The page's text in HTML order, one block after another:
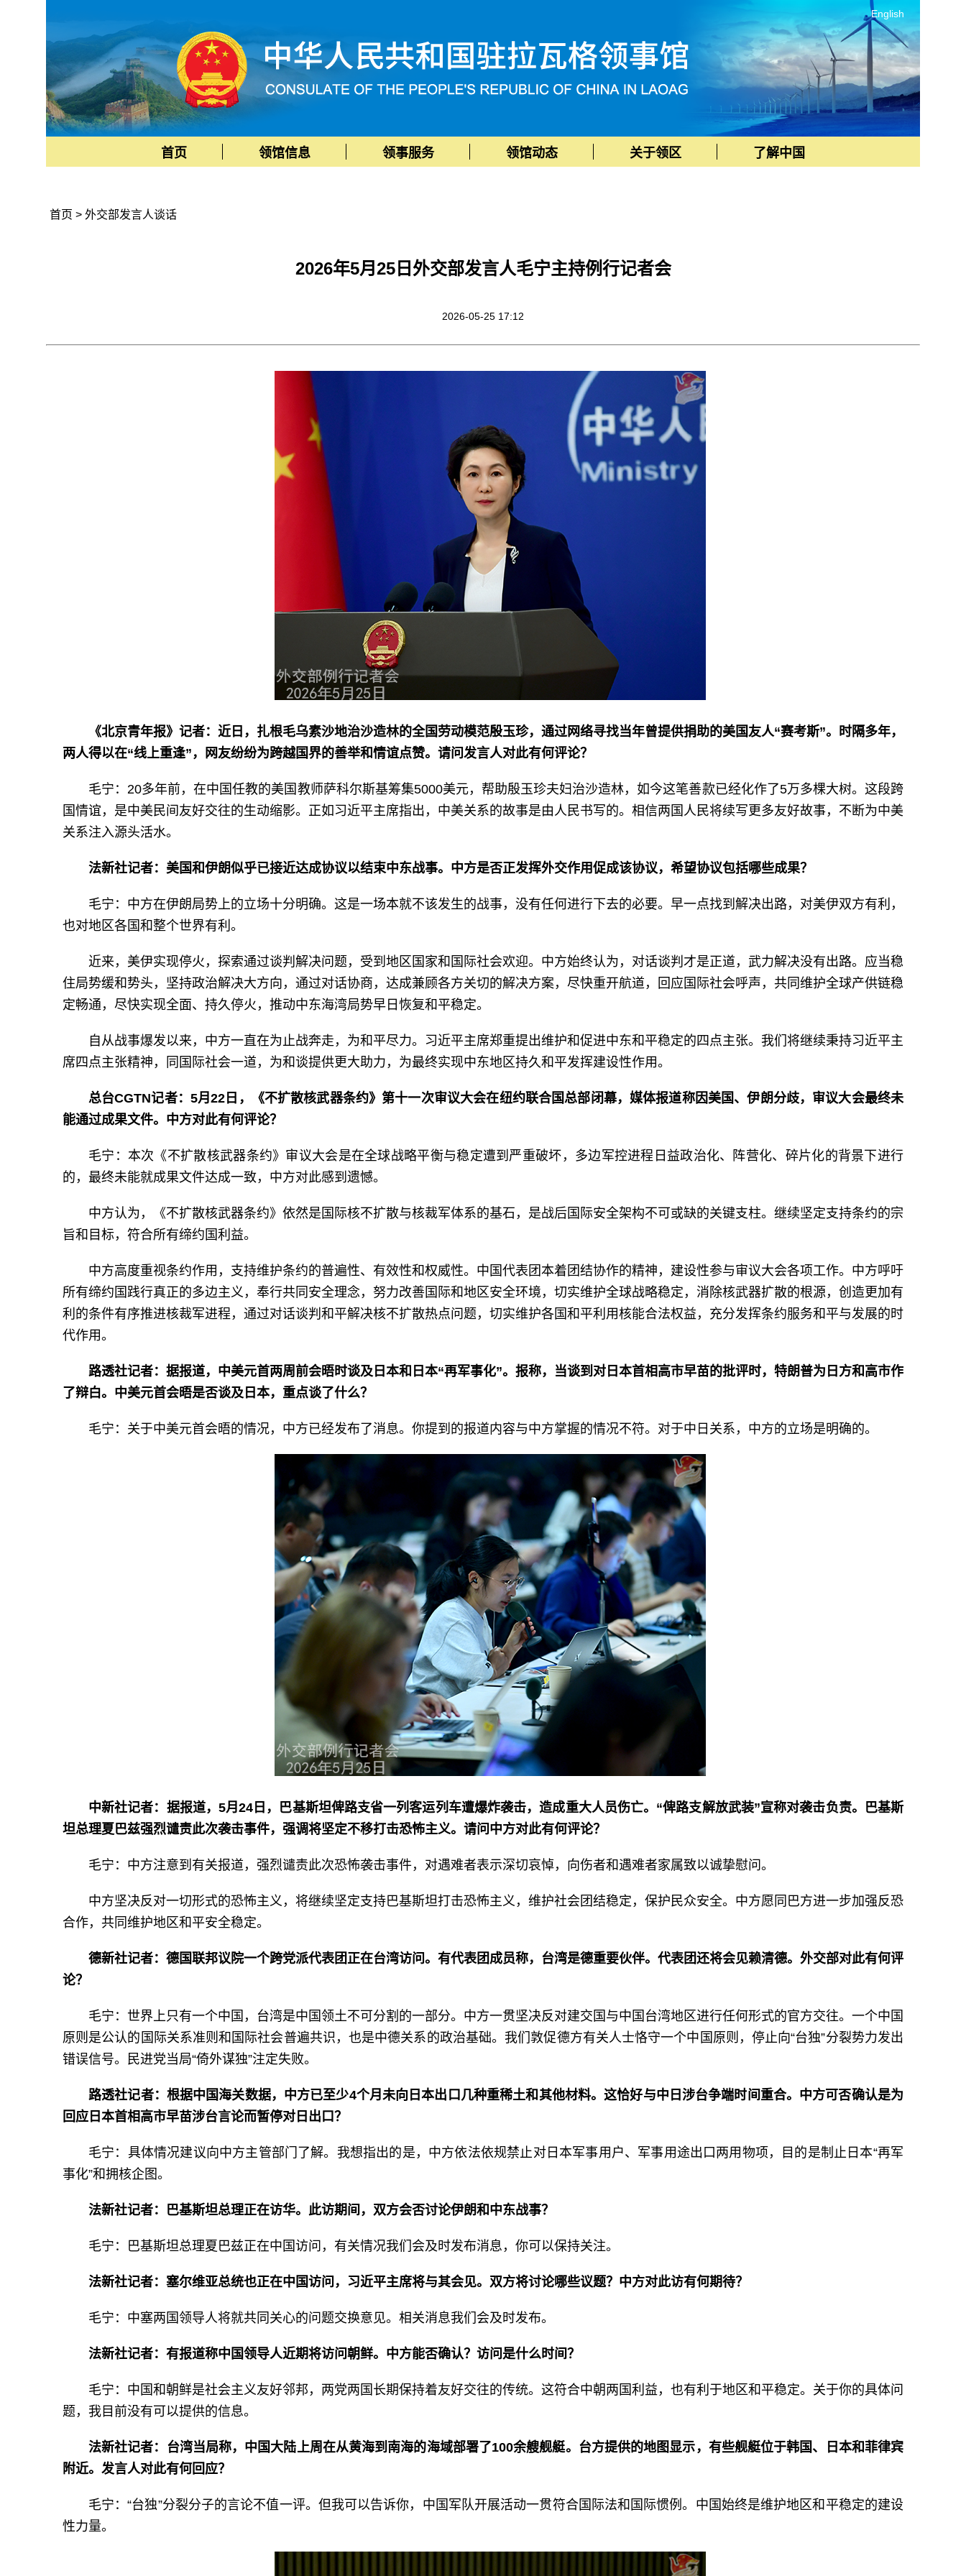
English
首页 领馆信息 领事服务 领馆动态 关于领区 了解中国
首页 > 外交部发言人谈话
2026年5月25日外交部发言人毛宁主持例行记者会
2026-05-25 17:12
《北京青年报》记者：近日，扎根毛乌素沙地治沙造林的全国劳动模范殷玉珍，通过网络寻找当年曾提供捐助的美国友人“赛考斯”。时隔多年，
两人得以在“线上重逢”，网友纷纷为跨越国界的善举和情谊点赞。请问发言人对此有何评论？
毛宁：20多年前，在中国任教的美国教师萨科尔斯基筹集5000美元，帮助殷玉珍夫妇治沙造林，如今这笔善款已经化作了5万多棵大树。这段跨
国情谊，是中美民间友好交往的生动缩影。正如习近平主席指出，中美关系的故事是由人民书写的。相信两国人民将续写更多友好故事，不断为中美
关系注入源头活水。
法新社记者：美国和伊朗似乎已接近达成协议以结束中东战事。中方是否正发挥外交作用促成该协议，希望协议包括哪些成果？
毛宁：中方在伊朗局势上的立场十分明确。这是一场本就不该发生的战事，没有任何进行下去的必要。早一点找到解决出路，对美伊双方有利，
也对地区各国和整个世界有利。
近来，美伊实现停火，探索通过谈判解决问题，受到地区国家和国际社会欢迎。中方始终认为，对话谈判才是正道，武力解决没有出路。应当稳
住局势缓和势头，坚持政治解决大方向，通过对话协商，达成兼顾各方关切的解决方案，尽快重开航道，回应国际社会呼声，共同维护全球产供链稳
定畅通，尽快实现全面、持久停火，推动中东海湾局势早日恢复和平稳定。
自从战事爆发以来，中方一直在为止战奔走，为和平尽力。习近平主席郑重提出维护和促进中东和平稳定的四点主张。我们将继续秉持习近平主
席四点主张精神，同国际社会一道，为和谈提供更大助力，为最终实现中东地区持久和平发挥建设性作用。
总台CGTN记者：5月22日，《不扩散核武器条约》第十一次审议大会在纽约联合国总部闭幕，媒体报道称因美国、伊朗分歧，审议大会最终未
能通过成果文件。中方对此有何评论？
毛宁：本次《不扩散核武器条约》审议大会是在全球战略平衡与稳定遭到严重破坏，多边军控进程日益政治化、阵营化、碎片化的背景下进行
的，最终未能就成果文件达成一致，中方对此感到遗憾。
中方认为，《不扩散核武器条约》依然是国际核不扩散与核裁军体系的基石，是战后国际安全架构不可或缺的关键支柱。继续坚定支持条约的宗
旨和目标，符合所有缔约国利益。
中方高度重视条约作用，支持维护条约的普遍性、有效性和权威性。中国代表团本着团结协作的精神，建设性参与审议大会各项工作。中方呼吁
所有缔约国践行真正的多边主义，奉行共同安全理念，努力改善国际和地区安全环境，切实维护全球战略稳定，消除核武器扩散的根源，创造更加有
利的条件有序推进核裁军进程，通过对话谈判和平解决核不扩散热点问题，切实维护各国和平利用核能合法权益，充分发挥条约服务和平与发展的时
代作用。
路透社记者：据报道，中美元首两周前会晤时谈及日本和日本“再军事化”。报称，当谈到对日本首相高市早苗的批评时，特朗普为日方和高市作
了辩白。中美元首会晤是否谈及日本，重点谈了什么？
毛宁：关于中美元首会晤的情况，中方已经发布了消息。你提到的报道内容与中方掌握的情况不符。对于中日关系，中方的立场是明确的。
中新社记者：据报道，5月24日，巴基斯坦俾路支省一列客运列车遭爆炸袭击，造成重大人员伤亡。“俾路支解放武装”宣称对袭击负责。巴基斯
坦总理夏巴兹强烈谴责此次袭击事件，强调将坚定不移打击恐怖主义。请问中方对此有何评论？
毛宁：中方注意到有关报道，强烈谴责此次恐怖袭击事件，对遇难者表示深切哀悼，向伤者和遇难者家属致以诚挚慰问。
中方坚决反对一切形式的恐怖主义，将继续坚定支持巴基斯坦打击恐怖主义，维护社会团结稳定，保护民众安全。中方愿同巴方进一步加强反恐
合作，共同维护地区和平安全稳定。
德新社记者：德国联邦议院一个跨党派代表团正在台湾访问。有代表团成员称，台湾是德重要伙伴。代表团还将会见赖清德。外交部对此有何评
论？
毛宁：世界上只有一个中国，台湾是中国领土不可分割的一部分。中方一贯坚决反对建交国与中国台湾地区进行任何形式的官方交往。一个中国
原则是公认的国际关系准则和国际社会普遍共识，也是中德关系的政治基础。我们敦促德方有关人士恪守一个中国原则，停止向“台独”分裂势力发出
错误信号。民进党当局“倚外谋独”注定失败。
路透社记者：根据中国海关数据，中方已至少4个月未向日本出口几种重稀土和其他材料。这恰好与中日涉台争端时间重合。中方可否确认是为
回应日本首相高市早苗涉台言论而暂停对日出口？
毛宁：具体情况建议向中方主管部门了解。我想指出的是，中方依法依规禁止对日本军事用户、军事用途出口两用物项，目的是制止日本“再军
事化”和拥核企图。
法新社记者：巴基斯坦总理正在访华。此访期间，双方会否讨论伊朗和中东战事？
毛宁：巴基斯坦总理夏巴兹正在中国访问，有关情况我们会及时发布消息，你可以保持关注。
法新社记者：塞尔维亚总统也正在中国访问，习近平主席将与其会见。双方将讨论哪些议题？中方对此访有何期待？
毛宁：中塞两国领导人将就共同关心的问题交换意见。相关消息我们会及时发布。
法新社记者：有报道称中国领导人近期将访问朝鲜。中方能否确认？访问是什么时间？
毛宁：中国和朝鲜是社会主义友好邻邦，两党两国长期保持着友好交往的传统。这符合中朝两国利益，也有利于地区和平稳定。关于你的具体问
题，我目前没有可以提供的信息。
法新社记者：台湾当局称，中国大陆上周在从黄海到南海的海域部署了100余艘舰艇。台方提供的地图显示，有些舰艇位于韩国、日本和菲律宾
附近。发言人对此有何回应？
毛宁：“台独”分裂分子的言论不值一评。但我可以告诉你，中国军队开展活动一贯符合国际法和国际惯例。中国始终是维护地区和平稳定的建设
性力量。